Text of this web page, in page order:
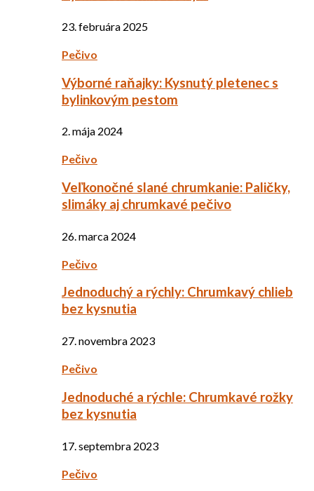
23. februára 2025
Pečivo
Výborné raňajky: Kysnutý pletenec s
bylinkovým pestom
2. mája 2024
Pečivo
Veľkonočné slané chrumkanie: Paličky,
slimáky aj chrumkavé pečivo
26. marca 2024
Pečivo
Jednoduchý a rýchly: Chrumkavý chlieb
bez kysnutia
27. novembra 2023
Pečivo
Jednoduché a rýchle: Chrumkavé rožky
bez kysnutia
17. septembra 2023
Pečivo